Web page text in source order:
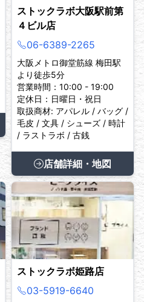
ストックラボ大阪駅前第
４ビル店
06-6389-2265
大阪メトロ御堂筋線 梅田駅
より徒歩5分
営業時間：10:00 - 19:00
定休日：日曜日・祝日
取扱商材: アパレル / バッグ /
毛皮 / 文具 / シューズ / 時計
/ ラストラボ / 古銭
店舗詳細・地図
ストックラボ姫路店
03-5919-6640